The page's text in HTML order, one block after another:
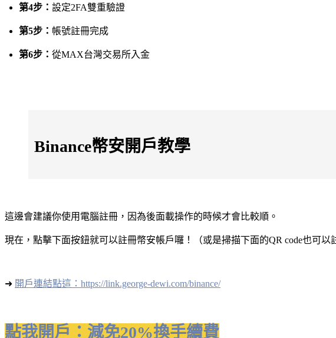
第4步： 設定2FA雙重驗證
第5步： 帳號註冊完成
第6步： 從MAX台灣交易所入金
Binance幣安開戶教學
這邊會建議你使用電腦註冊，因為後面載操作的時候才會比較順。
現在，點擊下面按鈕就可以註冊幣安帳戶囉！（或是掃描下面的QR code也可
➜ 開戶連結點這：https://link.george-dewi.com/binance/
點我開戶：減免20%換手續費